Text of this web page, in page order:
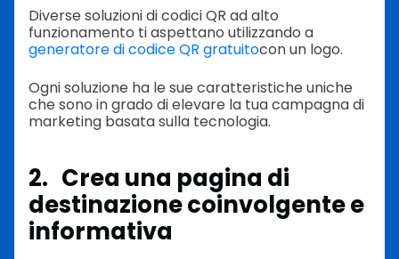
Diverse soluzioni di codici QR ad alto
funzionamento ti aspettano utilizzando a
generatore di codice QR gratuitocon un logo.
Ogni soluzione ha le sue caratteristiche uniche
che sono in grado di elevare la tua campagna di
marketing basata sulla tecnologia.
2. Crea una pagina di
destinazione coinvolgente e
informativa